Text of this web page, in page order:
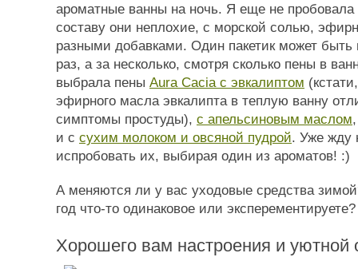
ароматные ванны на ночь. Я еще не пробовала
составу они неплохие, с морской солью,
разными добавками. Один пакетик может быть
раз, а за несколько, смотря сколько пены в
выбрала пены Aura Cacia с эвкалиптом
эфирного масла эвкалипта в теплую ванну
симптомы простуды), с апельсиновым маслом
и с сухим молоком и овсяной пудрой. Уже жду
испробовать их, выбирая один из ароматов! :)
А меняются ли у вас уходовые средства
год что-то одинаковое или эксперементируете?
Хорошего вам настроения и уютной